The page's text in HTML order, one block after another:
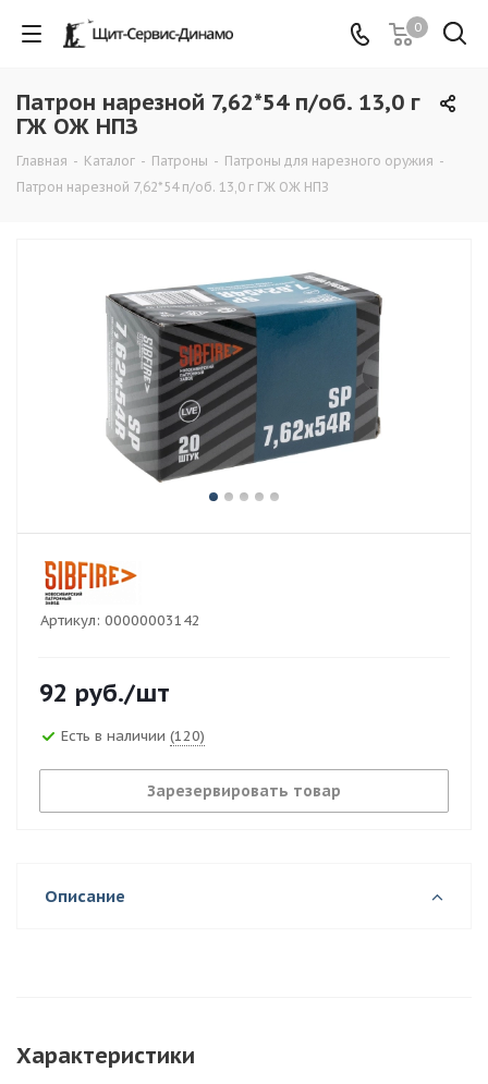
0
Патрон нарезной 7,62*54 п/об. 13,0 г
ГЖ ОЖ НПЗ
Главная - Каталог - Патроны - Патроны для нарезного оружия -
Патрон нарезной 7,62*54 п/об. 13,0 г ГЖ ОЖ НПЗ
Артикул: 00000003142
92 руб./шт
Есть в наличии (120)
Зарезервировать товар
Описание
Характеристики